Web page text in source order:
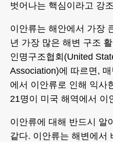
벗어나는 핵심이라고 강
이안류는 해안에서 가장
년 가장 많은 해변 구조
인명구조협회(United
Association)에 따르면,
에서 이안류로 인해 익사
21명이 미국 해역에서 이
이안류에 대해 반드시 알
같다. 이안류는 해변에서